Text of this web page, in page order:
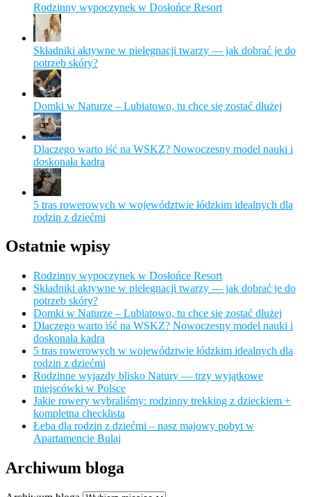
Rodzinny wypoczynek w Dosłońce Resort
Składniki aktywne w pielęgnacji twarzy — jak dobrać je do
potrzeb skóry?
Domki w Naturze – Lubiatowo, tu chce się zostać dłużej
Dlaczego warto iść na WSKZ? Nowoczesny model nauki i
doskonała kadra
5 tras rowerowych w województwie łódzkim idealnych dla
rodzin z dziećmi
Ostatnie wpisy
Rodzinny wypoczynek w Dosłońce Resort
Składniki aktywne w pielęgnacji twarzy — jak dobrać je do
potrzeb skóry?
Domki w Naturze – Lubiatowo, tu chce się zostać dłużej
Dlaczego warto iść na WSKZ? Nowoczesny model nauki i
doskonała kadra
5 tras rowerowych w województwie łódzkim idealnych dla
rodzin z dziećmi
Rodzinne wyjazdy blisko Natury — trzy wyjątkowe
miejscówki w Polsce
Jakie rowery wybraliśmy: rodzinny trekking z dzieckiem +
kompletna checklista
Łeba dla rodzin z dziećmi – nasz majowy pobyt w
Apartamencie Bulaj
Archiwum bloga